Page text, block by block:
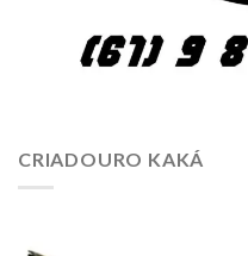
CRIADOURO KAKÁ